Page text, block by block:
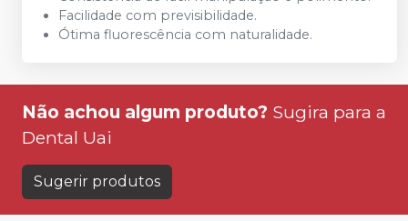
Facilidade com previsibilidade.
Ótima fluorescência com naturalidade.
Não achou algum produto? Sugira para a
Dental Uai
Sugerir produtos